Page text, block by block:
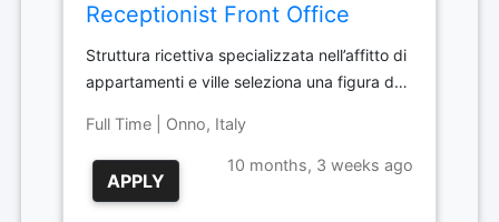
Receptionist Front Office
Struttura ricettiva specializzata nell’affitto di
appartamenti e ville seleziona una figura d…
Full Time | Onno, Italy
APPLY
10 months, 3 weeks ago